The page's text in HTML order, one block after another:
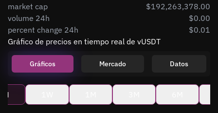
market cap
$192,263,378.00
volume 24h
$0.00
percent change 24h
$0.01
Gráfico de precios en tiempo real de vUSDT
Gráficos Mercado Datos